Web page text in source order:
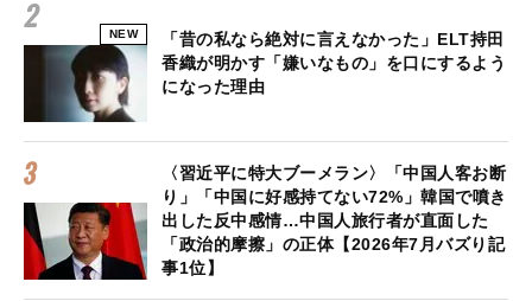
NEW
「昔の私なら絶対に言えなかった」ELT持田
香織が明かす「嫌いなもの」を口にするよう
になった理由
〈習近平に特大ブーメラン〉「中国人客お断
り」「中国に好感持てない72%」韓国で噴き
出した反中感情…中国人旅行者が直面した
「政治的摩擦」の正体【2026年7月バズり記
事1位】